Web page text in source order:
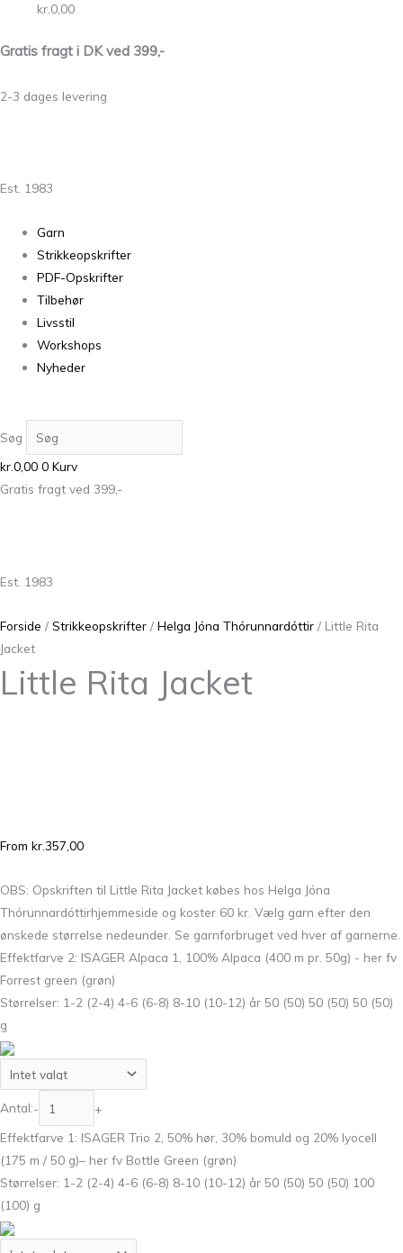
kr. 0,00
Gratis fragt i DK ved 399,-
2-3 dages levering
Est. 1983
Garn
Strikkeopskrifter
PDF-Opskrifter
Tilbehør
Livsstil
Workshops
Nyheder
Søg
kr.0,00 0 Kurv
Gratis fragt ved 399,-
Est. 1983
Forside / Strikkeopskrifter / Helga Jóna Thórunnardóttir / Little Rita
Jacket
Little Rita Jacket
From kr.357,00
OBS: Opskriften til Little Rita Jacket købes hos Helga Jóna
Thórunnardóttirhjemmeside og koster 60 kr. Vælg garn efter den
ønskede størrelse nedeunder. Se garnforbruget ved hver af garnerne.
Effektfarve 2: ISAGER Alpaca 1, 100% Alpaca (400 m pr. 50g) - her fv
Forrest green (grøn)
Størrelser: 1-2 (2-4) 4-6 (6-8) 8-10 (10-12) år 50 (50) 50 (50) 50 (50)
g
Antal:-
+
Effektfarve 1: ISAGER Trio 2, 50% hør, 30% bomuld og 20% lyocell
(175 m / 50 g)– her fv Bottle Green (grøn)
Størrelser: 1-2 (2-4) 4-6 (6-8) 8-10 (10-12) år 50 (50) 50 (50) 100
(100) g